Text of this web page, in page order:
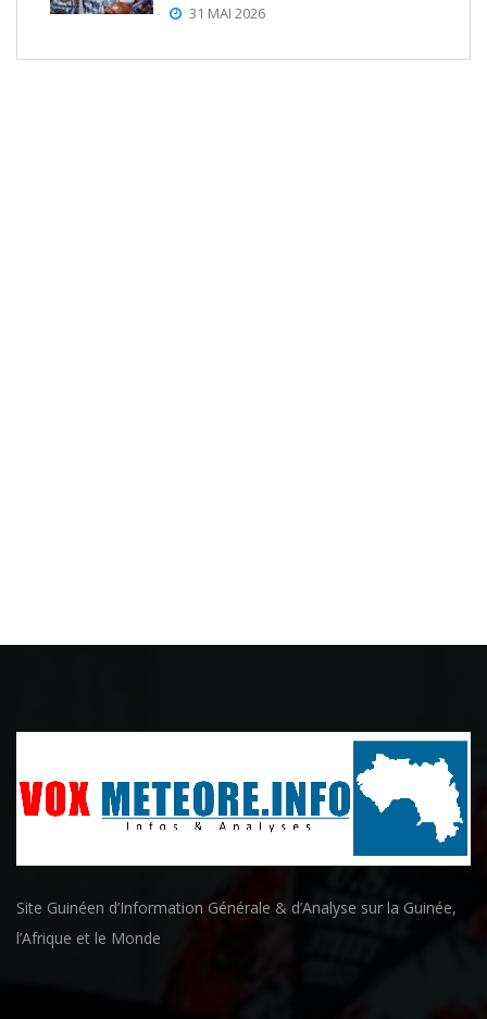
31 MAI 2026
Site Guinéen d’Information Générale & d’Analyse sur la Guinée,
l’Afrique et le Monde